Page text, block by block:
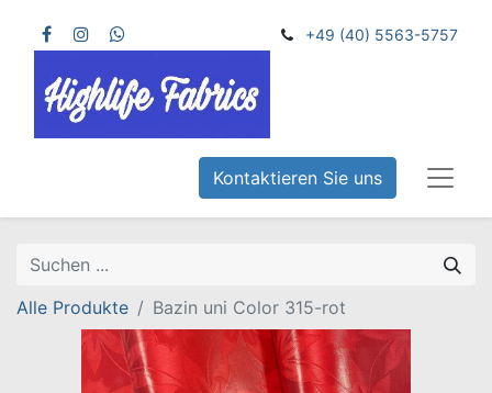
+49 (40) 5563-5757
Kontaktieren Sie uns
Alle Produkte Bazin uni Color 315-rot